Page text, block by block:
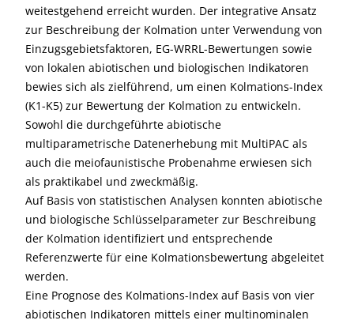
weitestgehend erreicht wurden. Der integrative Ansatz
zur Beschreibung der Kolmation unter Verwendung von
Einzugsgebietsfaktoren, EG-WRRL-Bewertungen sowie
von lokalen abiotischen und biologischen Indikatoren
bewies sich als zielführend, um einen Kolmations-Index
(K1-K5) zur Bewertung der Kolmation zu entwickeln.
Sowohl die durchgeführte abiotische
multiparametrische Datenerhebung mit MultiPAC als
auch die meiofaunistische Probenahme erwiesen sich
als praktikabel und zweckmäßig.
Auf Basis von statistischen Analysen konnten abiotische
und biologische Schlüsselparameter zur Beschreibung
der Kolmation identifiziert und entsprechende
Referenzwerte für eine Kolmationsbewertung abgeleitet
werden.
Eine Prognose des Kolmations-Index auf Basis von vier
abiotischen Indikatoren mittels einer multinominalen